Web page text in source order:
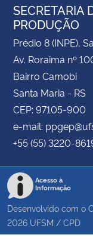
SECRETARIA
PRODUÇÃO
Prédio 8 (INPE),
Av. Roraima nº
Bairro Camobi
Santa Maria - RS
CEP: 97105-900
e-mail:
+55 (55) 3220-
Acesso à
Informação
Desenvolvido com o
2026 UFSM / CPD